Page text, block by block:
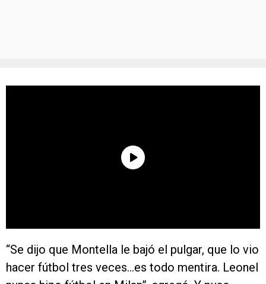
“Se dijo que Montella le bajó el pulgar, que lo vio
hacer fútbol tres veces…es todo mentira. Leonel